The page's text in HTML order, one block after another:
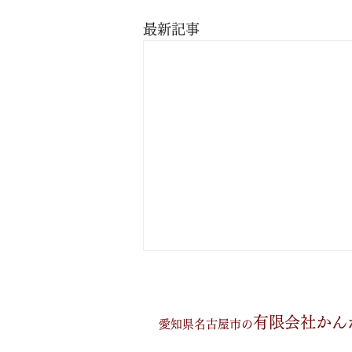
最新記事
愛知県名古屋市の有限会社かん